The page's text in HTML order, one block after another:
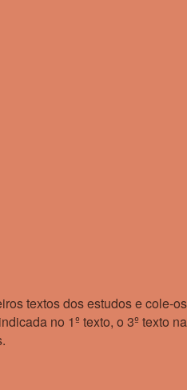
textos dos estudos e cole-
no 1º texto, o 3º texto